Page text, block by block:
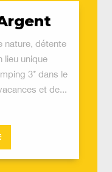
nature, détente
lieu unique
3* dans le
et de...